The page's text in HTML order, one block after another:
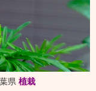
県 植栽